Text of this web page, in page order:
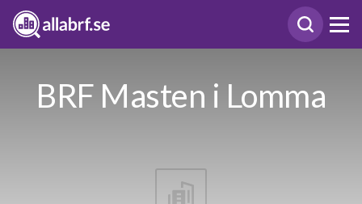
BRF Masten i Lomma